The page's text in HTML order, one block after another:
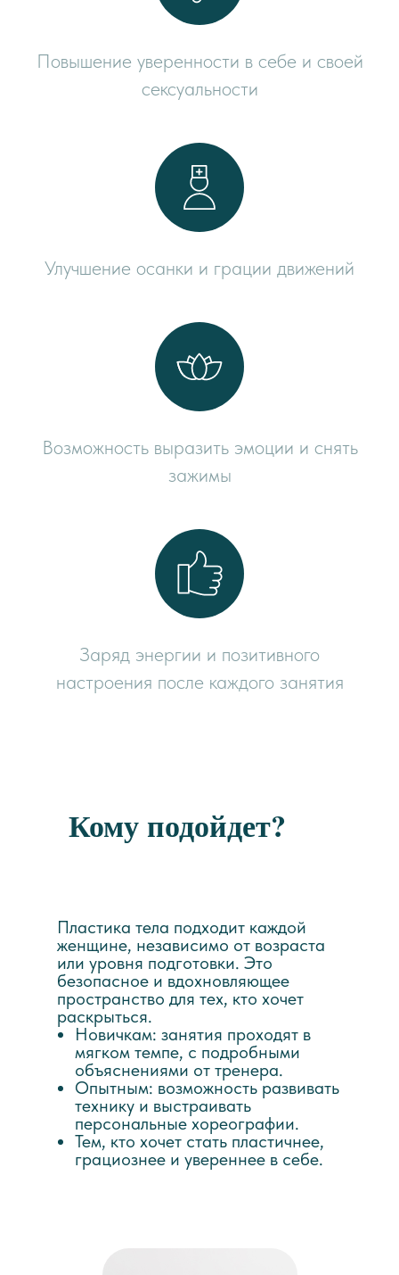
Повышение уверенности в себе и своей
сексуальности
Улучшение осанки и грации движений
Возможность выразить эмоции и снять
зажимы
Заряд энергии и позитивного
настроения после каждого занятия
Пластика тела подходит каждой
женщине, независимо от возраста
или уровня подготовки. Это
безопасное и вдохновляющее
пространство для тех, кто хочет
раскрыться.
Новичкам: занятия проходят в
мягком темпе, с подробными
объяснениями от тренера.
Опытным: возможность развивать
технику и выстраивать
персональные хореографии.
Тем, кто хочет стать пластичнее,
грациознее и увереннее в себе.
Кому подойдет?